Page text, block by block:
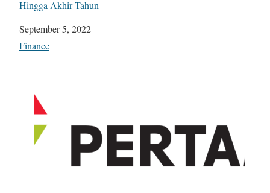
Hingga Akhir Tahun
Date
September 5, 2022
In relation to
Finance